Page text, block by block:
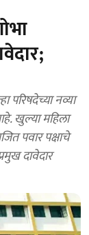
नव्या
खुल्या महिला
पवार पक्षाचे
दावेदार